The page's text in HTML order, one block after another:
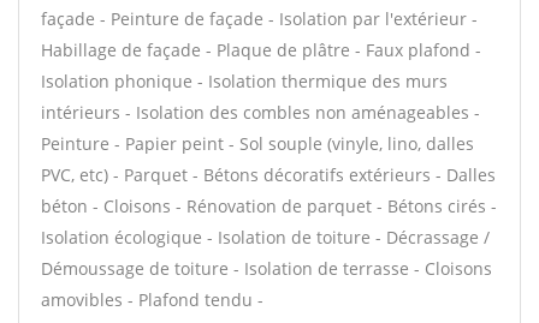
façade - Peinture de façade - Isolation par l'extérieur -
Habillage de façade - Plaque de plâtre - Faux plafond -
Isolation phonique - Isolation thermique des murs
intérieurs - Isolation des combles non aménageables -
Peinture - Papier peint - Sol souple (vinyle, lino, dalles
PVC, etc) - Parquet - Bétons décoratifs extérieurs - Dalles
béton - Cloisons - Rénovation de parquet - Bétons cirés -
Isolation écologique - Isolation de toiture - Décrassage /
Démoussage de toiture - Isolation de terrasse - Cloisons
amovibles - Plafond tendu -